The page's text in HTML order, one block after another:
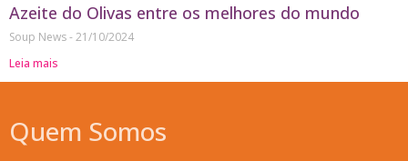
Azeite do Olivas entre os melhores do mundo
Soup News 21/10/2024
Leia mais
Quem Somos